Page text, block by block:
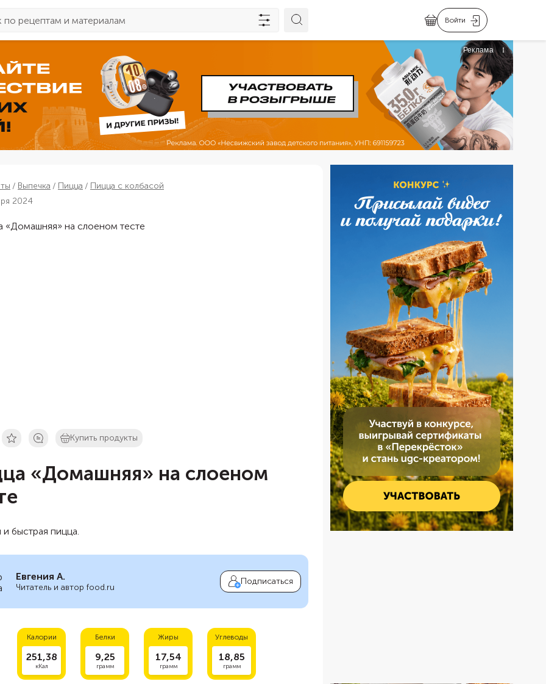
Войти
Выпечка Пицца
Пицца с колбасой
2024
Купить продукты
«Домашняя» на слоеном
и быстрая пицца.
Евгения А.
Читатель и автор food.ru
Подписаться
Калории
251,38
кКал
Белки
9,25
грамм
Жиры
17,54
грамм
Углеводы
18,85
грамм